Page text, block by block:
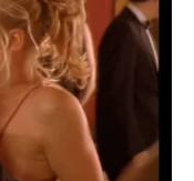
Information